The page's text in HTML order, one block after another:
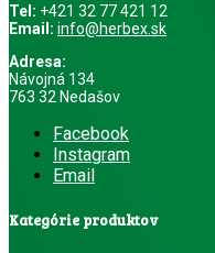
Tel: +421 32 77 421 12
Email: info@herbex.sk
Adresa:
Návojná 134
763 32 Nedašov
Facebook
Instagram
Email
Kategórie produktov